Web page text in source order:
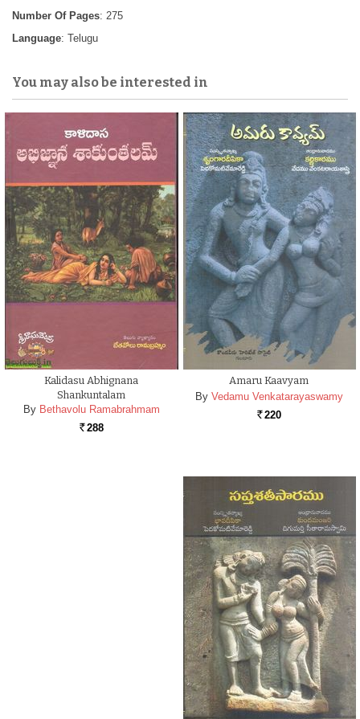
Number Of Pages: 275
Language: Telugu
You may also be interested in
Kalidasu Abhignana
Shankuntalam
By Bethavolu Ramabrahmam
Rs. 288
Amaru Kaavyam
By Vedamu Venkatarayaswamy
Rs. 220